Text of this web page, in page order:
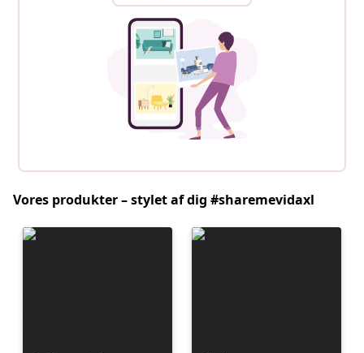
Vores produkter – stylet af dig #sharemevidaxl